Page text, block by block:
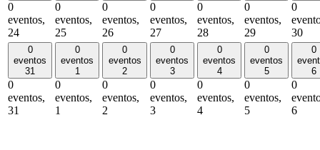
0
eventos,
24
0
eventos,
25
0
eventos,
26
0
eventos,
27
0
eventos,
28
0
eventos,
29
0
30
0
eventos
31
0
eventos,
31
0
eventos
1
0
eventos,
1
0
eventos
2
0
eventos,
2
0
eventos
3
0
eventos,
3
0
eventos
4
0
eventos,
4
0
eventos
5
0
eventos,
5
0
6
0
6